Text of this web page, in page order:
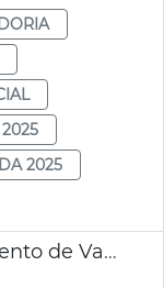
2025
Convenio Adecco Ayuntamiento de València